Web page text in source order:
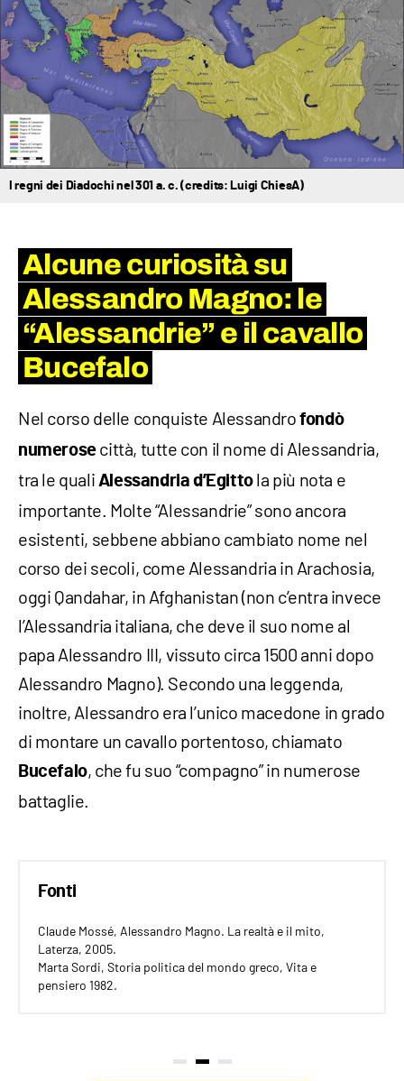
I regni dei Diadochi nel 301 a. c. (credits: Luigi ChiesA)
Alcune curiosità su
Alessandro Magno: le
“Alessandrie” e il cavallo
Bucefalo
Nel corso delle conquiste Alessandrofondò
numerose città, tutte con il nome di Alessandria,
tra le quali Alessandria d’Egitto la più nota e
importante. Molte “Alessandrie” sono ancora
esistenti, sebbene abbiano cambiato nome nel
corso dei secoli, come Alessandria in Arachosia,
oggi Qandahar, in Afghanistan (non c’entra invece
l’Alessandria italiana, che deve il suo nome al
papa Alessandro III, vissuto circa 1500 anni dopo
Alessandro Magno). Secondo una leggenda,
inoltre, Alessandro era l’unico macedone in grado
di montare un cavallo portentoso, chiamato
Bucefalo, che fu suo “compagno” in numerose
battaglie.
Fonti
Claude Mossé, Alessandro Magno. La realtà e il mito,
Laterza, 2005.
Marta Sordi, Storia politica del mondo greco, Vita e
pensiero 1982.